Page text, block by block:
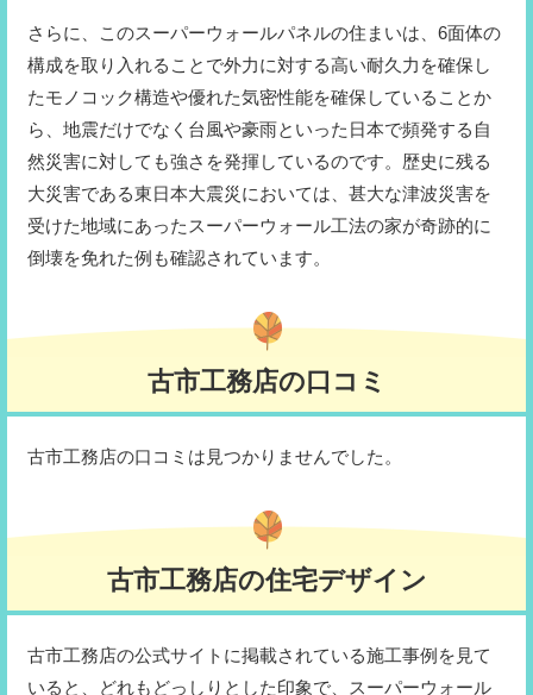
さらに、このスーパーウォールパネルの住まいは、6面体の
構成を取り入れることで外力に対する高い耐久力を確保し
たモノコック構造や優れた気密性能を確保していることか
ら、地震だけでなく台風や豪雨といった日本で頻発する自
然災害に対しても強さを発揮しているのです。歴史に残る
大災害である東日本大震災においては、甚大な津波災害を
受けた地域にあったスーパーウォール工法の家が奇跡的に
倒壊を免れた例も確認されています。
古市工務店の口コミ
古市工務店の口コミは見つかりませんでした。
古市工務店の住宅デザイン
古市工務店の公式サイトに掲載されている施工事例を見て
いると、どれもどっしりとした印象で、スーパーウォール